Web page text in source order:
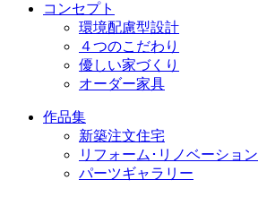
コンセプト
環境配慮型設計
４つのこだわり
優しい家づくり
オーダー家具
作品集
新築注文住宅
リフォーム･リノベーション
パーツギャラリー